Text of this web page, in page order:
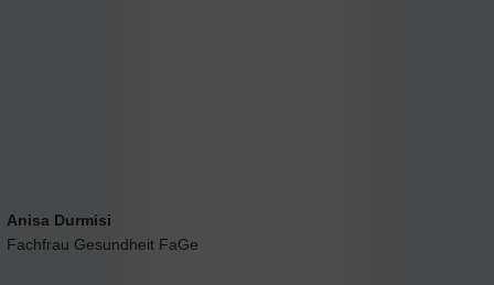
Anisa Durmisi
Fachfrau Gesundheit FaGe